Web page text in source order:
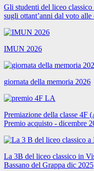
Gli studenti del liceo
sugli ottant’anni dal voto
IMUN 2026
giornata della memoria 2026
Premiazione della classe
Premio acquisto - dicembre
La 3B del liceo classico in
Bassano del Grappa dic 2025